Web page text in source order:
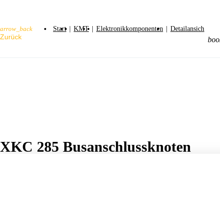
arrow_back Start | KMT | Elektronikkomponenten | Detailansicht
XKC 285 Busanschlussknoten